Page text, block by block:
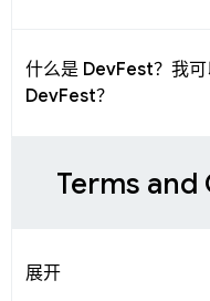
什么是 DevFest？我
DevFest？
Terms
展开